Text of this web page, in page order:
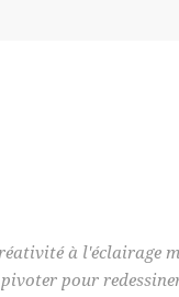
à l'éclairage
pour